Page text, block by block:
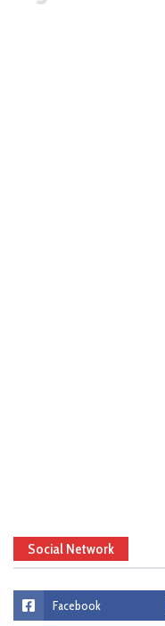
Social Network
Facebook